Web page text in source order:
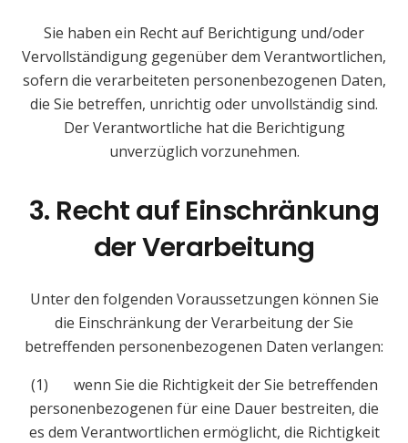
Sie haben ein Recht auf Berichtigung und/oder
Vervollständigung gegenüber dem Verantwortlichen,
sofern die verarbeiteten personenbezogenen Daten,
die Sie betreffen, unrichtig oder unvollständig sind.
Der Verantwortliche hat die Berichtigung
unverzüglich vorzunehmen.
3. Recht auf Einschränkung
der Verarbeitung
Unter den folgenden Voraussetzungen können Sie
die Einschränkung der Verarbeitung der Sie
betreffenden personenbezogenen Daten verlangen:
(1) wenn Sie die Richtigkeit der Sie betreffenden
personenbezogenen für eine Dauer bestreiten, die
es dem Verantwortlichen ermöglicht, die Richtigkeit